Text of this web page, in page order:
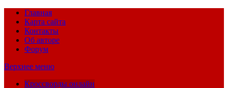
Главная
Карта сайта
Контакты
Об авторе
Форум
Верхнее меню
Кроссворды онлайн